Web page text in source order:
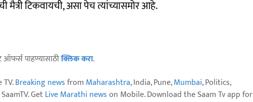
मैत्री टिकवायची, असा पेच त्यांच्यासमोर आहे.
ऑफर्स पाहण्यासाठीक्लिक करा.
Breaking newsfrom Maharashtra, India, Pune,Mumbai, Politics,
GetLive Marathi newson Mobile. Download the Saam Tv app for